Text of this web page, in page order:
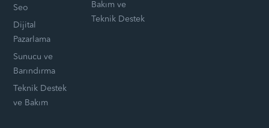
Seo
Dijital
Pazarlama
Sunucu ve
Barındırma
Teknik Destek
ve Bakım
Bakım ve
Teknik Destek